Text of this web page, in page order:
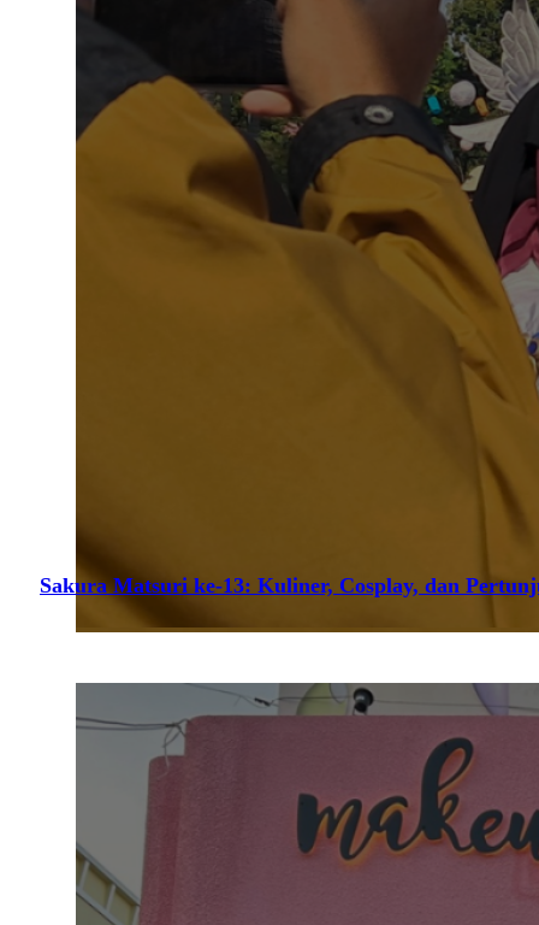
Sakura Matsuri ke-13: Kuliner, Cosplay, dan